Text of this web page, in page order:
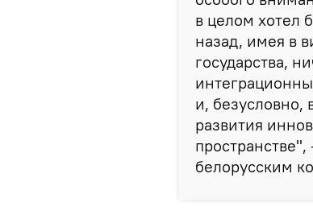
в целом хотел
назад, имея в
государства,
и, безусловно,
развития
белорусским